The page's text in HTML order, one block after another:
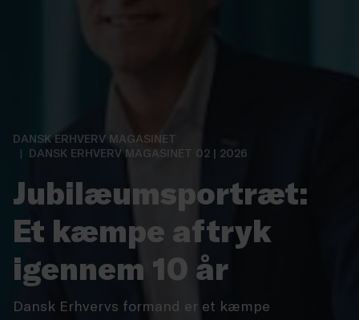
DANSK ERHVERV MAGASINET
DANSK ERHVERV MAGASINET 02 | 2026
Jubilæumsportræt:
Et kæmpe aftryk
igennem 10 år
Dansk Erhvervs formand er et kæmpe